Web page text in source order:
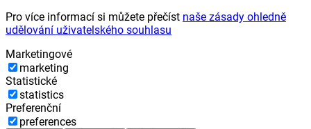
Pro více informací si můžete přečíst naše zásady ohledně
udělování uživatelského souhlasu
Marketingové
marketing
Statistické
statistics
Preferenční
preferences